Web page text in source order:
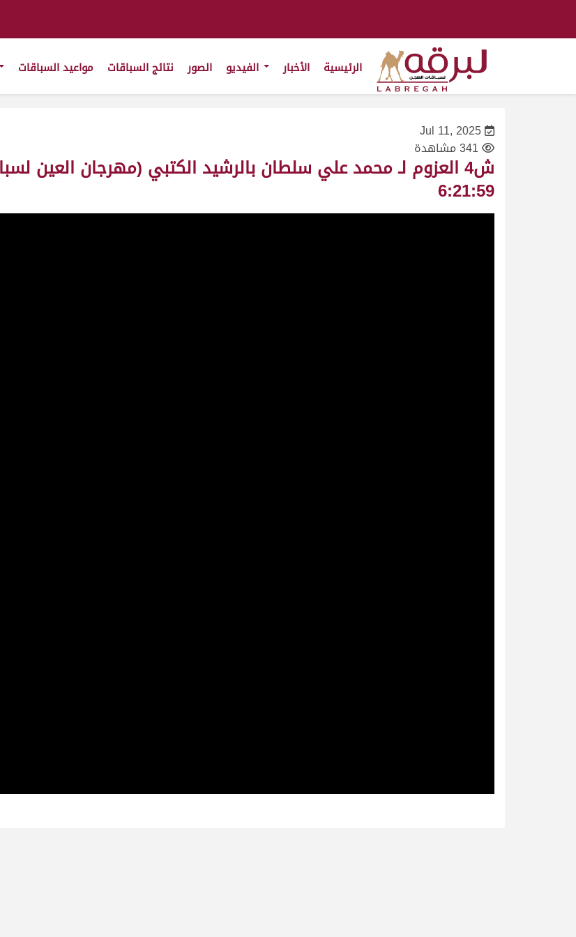
الرئيسية الأخبار الصور نتائج السباقات مواعيد السباقات
Jul 11, 2025
341 مشاهدة
6:21:59